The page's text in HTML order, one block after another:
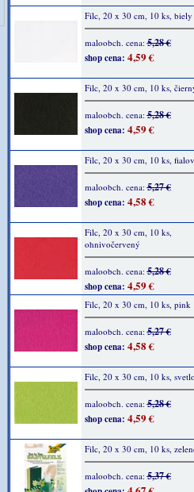
Filc, 20 x 30 cm, 10 ks, biely
maloobch. cena:5,28 €
shop cena: 4,59 €
Filc, 20 x 30 cm, 10 ks,
maloobch. cena:5,28 €
shop cena: 4,59 €
Filc, 20 x 30 cm, 10 ks,
maloobch. cena:5,27 €
shop cena: 4,58 €
Filc, 20 x 30 cm, 10 ks,
ohnivočervený
maloobch. cena:5,28 €
shop cena: 4,59 €
Filc, 20 x 30 cm, 10 ks, pink
maloobch. cena:5,27 €
shop cena: 4,58 €
Filc, 20 x 30 cm, 10 ks,
maloobch. cena:5,28 €
shop cena: 4,59 €
Filc, 20 x 30 cm, 10 ks,
maloobch. cena:5,37 €